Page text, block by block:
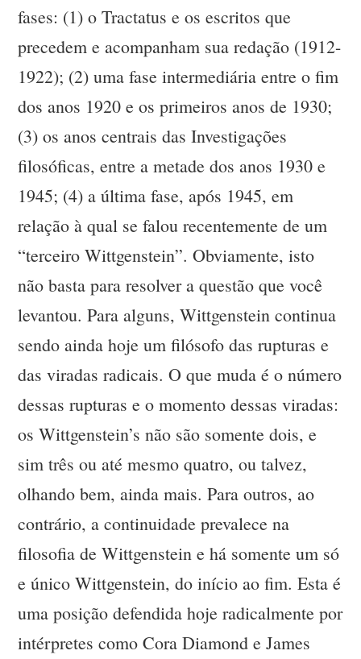
fases: (1) o Tractatus e os escritos que
precedem e acompanham sua redação (1912-
1922); (2) uma fase intermediária entre o fim
dos anos 1920 e os primeiros anos de 1930;
(3) os anos centrais das Investigações
filosóficas, entre a metade dos anos 1930 e
1945; (4) a última fase, após 1945, em
relação à qual se falou recentemente de um
“terceiro Wittgenstein”. Obviamente, isto
não basta para resolver a questão que você
levantou. Para alguns, Wittgenstein continua
sendo ainda hoje um filósofo das rupturas e
das viradas radicais. O que muda é o número
dessas rupturas e o momento dessas viradas:
os Wittgenstein’s não são somente dois, e
sim três ou até mesmo quatro, ou talvez,
olhando bem, ainda mais. Para outros, ao
contrário, a continuidade prevalece na
filosofia de Wittgenstein e há somente um só
e único Wittgenstein, do início ao fim. Esta é
uma posição defendida hoje radicalmente por
intérpretes como Cora Diamond e James